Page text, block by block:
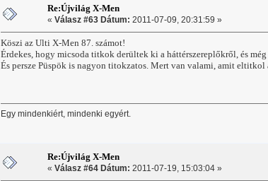
Re:Újvilág X-Men
« Válasz #63 Dátum: 2011-07-09, 20:31:59 »
Köszi az Ulti X-Men 87. számot!
Érdekes, hogy micsoda titkok derültek ki a háttérszereplőkről, és még
És persze Püspök is nagyon titokzatos. Mert van valami, amit eltitkol
Egy mindenkiért, mindenki egyért.
Re:Újvilág X-Men
« Válasz #64 Dátum: 2011-07-19, 15:03:04 »